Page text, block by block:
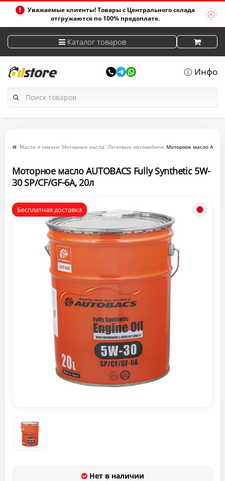
Уважаемые клиенты! Товары с Центрального склада
отгружаются по 100% предоплате.
Каталог товаров
Инфо
Масла и смазки Моторные масла Легковые автомобили Моторное масло
Моторное масло AUTOBACS Fully Synthetic 5W-
30 SP/CF/GF-6A, 20л
Бесплатная доставка
Нет в наличии